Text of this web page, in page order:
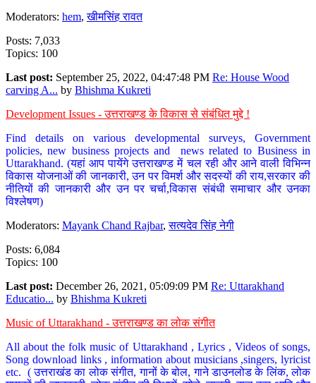
Moderators: hem,खीमसिंह रावत
Posts: 7,033
Topics: 100
Last post: September 25, 2022, 04:47:48 PM Re: House Wood
carving A... by Bhishma Kukreti
Development Issues - उत्तराखण्ड के विकास से संबंधित मुद्दे !
Find details on various developmental surveys, Government
policies, new business projects and news related to Business in
Uttarakhand. (यहां आप पायेंगे उत्तराखण्ड में चल रही और आने वाली विभिन्न
विकास योजनाओं की जानकारी, उन पर विमर्श और सदस्यों की राय,सरकार की
नीतियों की जानकारी और उन पर चर्चा,विकास संबंधी समाचार और उनका
विश्लेषण)
Moderators: Mayank Chand Rajbar,सत्यदेव सिंह नेगी
Posts: 6,084
Topics: 100
Last post: December 26, 2021, 05:09:09 PM Re: Uttarakhand
Educatio... by Bhishma Kukreti
Music of Uttarakhand - उत्तराखण्ड का लोक संगीत
All about the folk music of Uttarakhand , Lyrics , Videos of songs,
Song download links , information about musicians ,singers, lyricist
etc. ( उत्तराखंड का लोक संगीत, गानों के बोल, गाने डाउनलोड के लिंक, लोक